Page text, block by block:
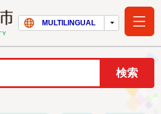
常陸太田市ホー
MULTILINGUAL